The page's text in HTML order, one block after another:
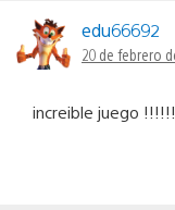
edu66692
20 de febrero
increible juego